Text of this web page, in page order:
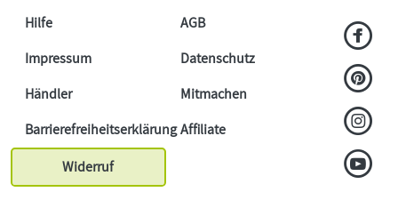
Hilfe
AGB
Impressum
Datenschutz
Händler
Mitmachen
BarrierefreiheitserklärungAffiliate
Widerruf